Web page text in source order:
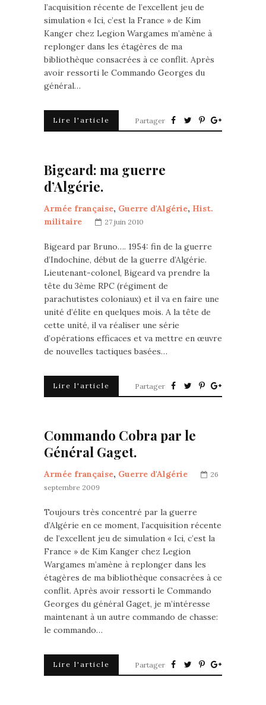
l’acquisition récente de l’excellent jeu de
simulation « Ici, c’est la France » de Kim
Kanger chez Legion Wargames m’amène à
replonger dans les étagères de ma
bibliothèque consacrées à ce conflit. Après
avoir ressorti le Commando Georges du
général…
Lire l'article Partager
Bigeard: ma guerre
d’Algérie.
Armée française, Guerre d'Algérie, Hist.
militaire
27 juin 2010
Bigeard par Bruno…. 1954: fin de la guerre
d’Indochine, début de la guerre d’Algérie.
Lieutenant-colonel, Bigeard va prendre la
tête du 3ème RPC (régiment de
parachutistes coloniaux) et il va en faire une
unité d’élite en quelques mois. A la tête de
cette unité, il va réaliser une série
d’opérations efficaces et va mettre en œuvre
de nouvelles tactiques basées…
Lire l'article Partager
Commando Cobra par le
Général Gaget.
Armée française, Guerre d'Algérie
26
septembre 2009
Toujours très concentré par la guerre
d’Algérie en ce moment, l’acquisition récente
de l’excellent jeu de simulation « Ici, c’est la
France » de Kim Kanger chez Legion
Wargames m’amène à replonger dans les
étagères de ma bibliothèque consacrées à ce
conflit. Après avoir ressorti le Commando
Georges du général Gaget, je m’intéresse
maintenant à un autre commando de chasse:
le commando…
Lire l'article Partager